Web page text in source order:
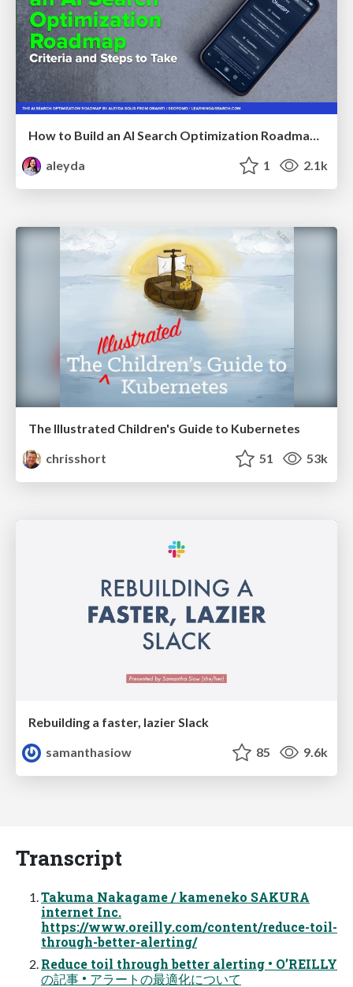
How to Build an AI Search Optimization Roadmap - Criteria and Steps to Take #SEOIRL
aleyda
1 2.1k
The Illustrated Children's Guide to Kubernetes
chrisshort
51 53k
Rebuilding a faster, lazier Slack
samanthasiow
85 9.6k
Transcript
Takuma Nakagame / kameneko SAKURA
internet Inc.
https://www.oreilly.com/content/reduce-toil-
through-better-alerting/
Reduce toil through better alerting • O’REILLY
の記事 • アラートの最適化について